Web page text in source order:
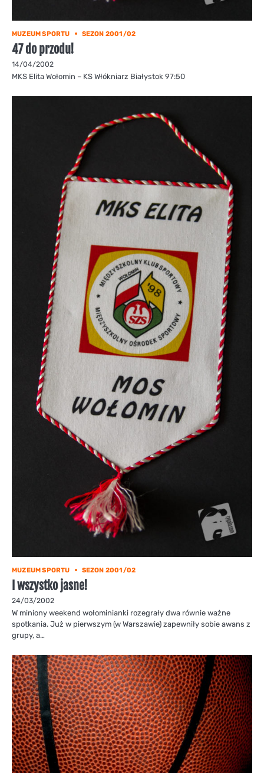
MUZEUM SPORTU SEZON 2001/02
47 do przodu!
14/04/2002
MKS Elita Wołomin – KS Włókniarz Białystok 97:50
MUZEUM SPORTU SEZON 2001/02
I wszystko jasne!
24/03/2002
W miniony weekend wołominianki rozegrały dwa równie ważne
spotkania. Już w pierwszym (w Warszawie) zapewniły sobie awans z
grupy, a…